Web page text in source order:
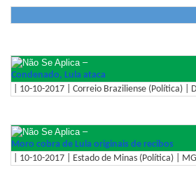
–
Condenado, Lula ataca
| 10-10-2017 | Correio Braziliense (Política) |
–
Moro cobra de Lula originais de recibos
| 10-10-2017 | Estado de Minas (Política) |